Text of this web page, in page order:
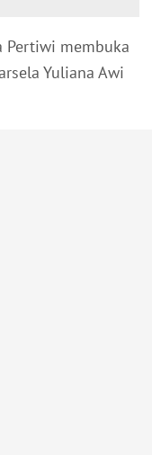
Pertiwi membuka
Yuliana Awi